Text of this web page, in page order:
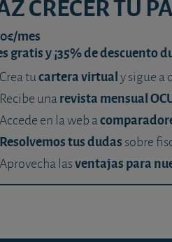
mes
gratis y ¡35% de descuento
Crea tucartera virtualy sigue a
Recibe unarevista mensual
Accede en la web a
Resolvemos tus dudas sobre
Aprovecha lasventajas para